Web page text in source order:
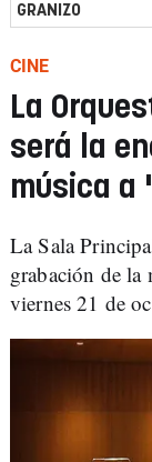
GRANIZO
CINE
La
será la
música a
La Sala
grabación de
viernes 21 de